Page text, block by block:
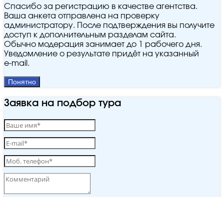
Спасибо за регистрацию в качестве агентства.
Ваша анкета отправлена на проверку
администратору. После подтверждения вы получите
доступ к дополнительным разделам сайта.
Обычно модерация занимает до 1 рабочего дня.
Уведомление о результате придёт на указанный
e‑mail.
Понятно
Заявка на подбор тура